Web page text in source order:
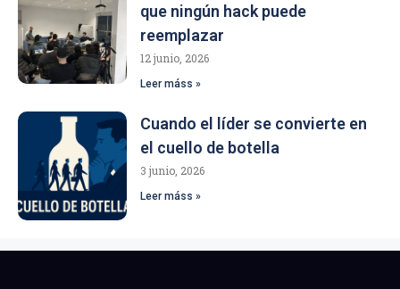
que ningún hack puede
reemplazar
12 junio, 2026
Leer máss »
Cuando el líder se convierte en
el cuello de botella
3 junio, 2026
Leer máss »